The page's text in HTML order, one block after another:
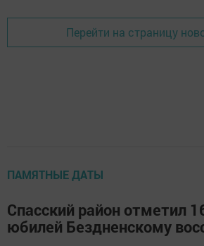
Перейти на страницу
ПАМЯТНЫЕ ДАТЫ
Спасский район отметил
юбилей Бездненскому